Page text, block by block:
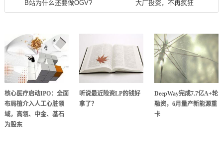
B站为什么还要做OGV? 大厂投资，不再疯狂
核心医疗启动IPO：全面
布局植介入人工心脏领
域，高瓴、中金、基石
为股东
听说最近险资LP的钱好
拿了？
DeepWay完成7.7亿A+轮
融资，6月量产新能源重
卡